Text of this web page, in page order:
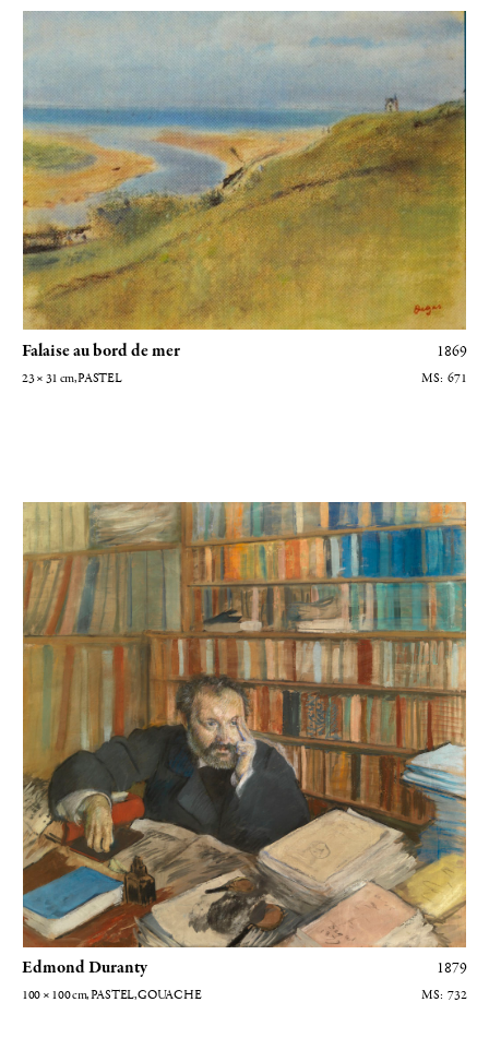
Falaise au bord de mer
Falaise au bord de mer 1869
23 × 31 cm , PASTEL 671
Edmond Duranty
Edmond Duranty 1879
100 × 100cm , PASTEL, GOUACHE 732